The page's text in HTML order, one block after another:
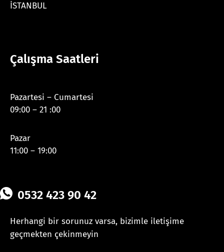
İSTANBUL
Çalışma Saatleri
Pazartesi – Cumartesi
09:00 – 21 :00
Pazar
11:00 – 19:00
0532 423 90 42
Herhangi bir sorunuz varsa, bizimle iletişime
geçmekten çekinmeyin